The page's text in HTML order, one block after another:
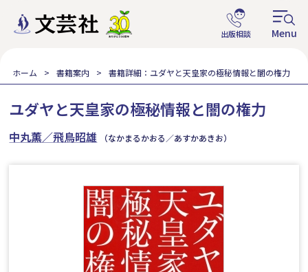
ホーム 書籍案内 書籍詳細：ユダヤと天皇家の極秘情報と闇の権力
ユダヤと天皇家の極秘情報と闇の権力
中丸薫／飛鳥昭雄 （なかまるかおる／あすかあきお）